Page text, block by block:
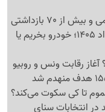
پیش‌بینی بازار خودرو در هفته سوم مرداد 1405؛ خودرو بخریم یا
رقابت ونس و روبیو
تا کی سکوت می‌کند؟
در انتخابات سنای